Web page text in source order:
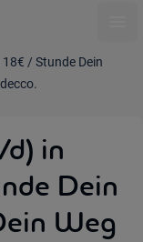
/ Stunde Dein
in
Dein
Weg